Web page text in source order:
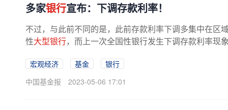
多家银行宣布：下调存款利率！
不过，与此前不同的是，此前存款利率下调多集中在区
性大型银行，而上一次全国性银行发生下调存款利率现
宏观经济 基金
银行
中国基金报
2023-05-06 17:01